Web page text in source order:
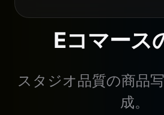
Eコマース
スタジオ品質の商品
成。